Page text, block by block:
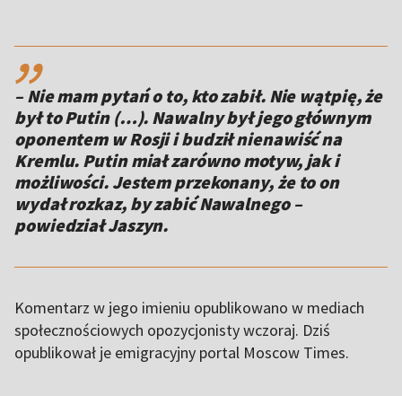
,,
– Nie mam pytań o to, kto zabił. Nie wątpię, że
był to Putin (…). Nawalny był jego głównym
oponentem w Rosji i budził nienawiść na
Kremlu. Putin miał zarówno motyw, jak i
możliwości. Jestem przekonany, że to on
wydał rozkaz, by zabić Nawalnego –
powiedział Jaszyn.
Komentarz w jego imieniu opublikowano w mediach
społecznościowych opozycjonisty wczoraj. Dziś
opublikował je emigracyjny portal Moscow Times.